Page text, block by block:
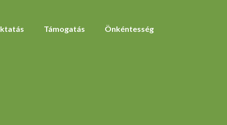
Támogatás Önkéntesség